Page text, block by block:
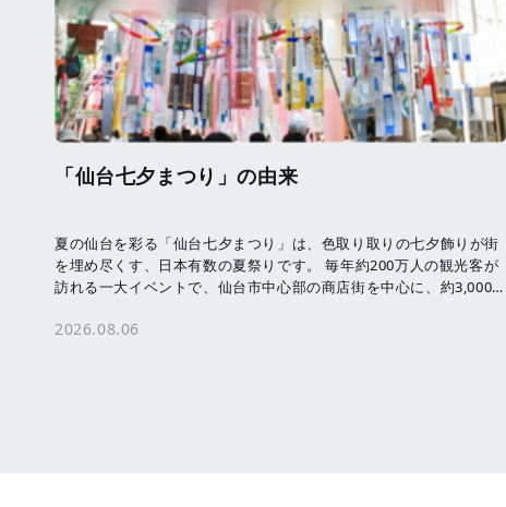
「仙台七夕まつり」の由来
夏の仙台を彩る「仙台七夕まつり」は、色取り取りの七夕飾りが街
を埋め尽くす、日本有数の夏祭りです。 毎年約200万人の観光客が
訪れる一大イベントで、仙台市中心部の商店街を中心に、約3,000
2026.08.06